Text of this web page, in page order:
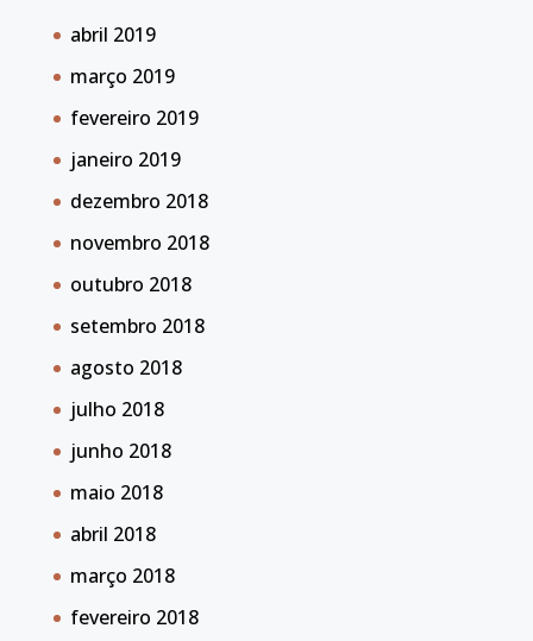
abril 2019
março 2019
fevereiro 2019
janeiro 2019
dezembro 2018
novembro 2018
outubro 2018
setembro 2018
agosto 2018
julho 2018
junho 2018
maio 2018
abril 2018
março 2018
fevereiro 2018